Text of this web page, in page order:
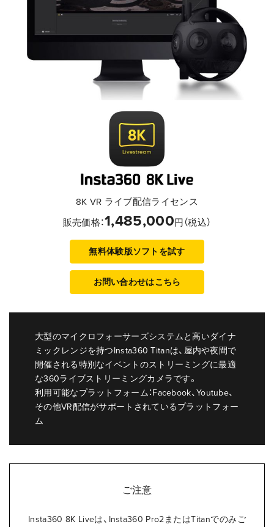
8K VR ライブ配信ライセンス
販売価格：1,485,000円（税込）
無料体験版ソフトを試す
お問い合わせはこちら
大型のマイクロフォーサーズシステムと高いダイナ
ミックレンジを持つInsta360 Titanは、屋内や夜間で
開催される特別なイベントのストリーミングに最適
な360ライブストリーミングカメラです。
利用可能なプラットフォーム：Facebook、Youtube、
その他VR配信がサポートされているプラットフォー
ム
ご注意
Insta360 8K Liveは、Insta360 Pro2またはTitanでのみご